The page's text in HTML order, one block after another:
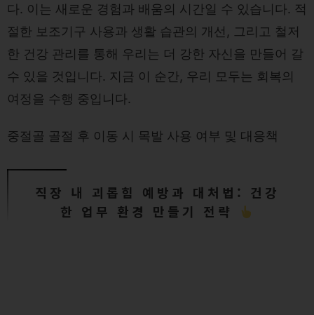
다. 이는 새로운 경험과 배움의 시간일 수 있습니다. 적
절한 보조기구 사용과 생활 습관의 개선, 그리고 철저
한 건강 관리를 통해 우리는 더 강한 자신을 만들어 갈
수 있을 것입니다. 지금 이 순간, 우리 모두는 회복의
여정을 수행 중입니다.
중절골 골절 후 이동 시 목발 사용 여부 및 대응책
직장 내 괴롭힘 예방과 대처법: 건강
한 업무 환경 만들기 전략